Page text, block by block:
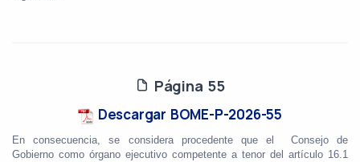
Página 55
Descargar BOME-P-2026-55
En consecuencia, se considera procedente que el Consejo de
Gobierno como órgano ejecutivo competente a tenor del artículo 16.1